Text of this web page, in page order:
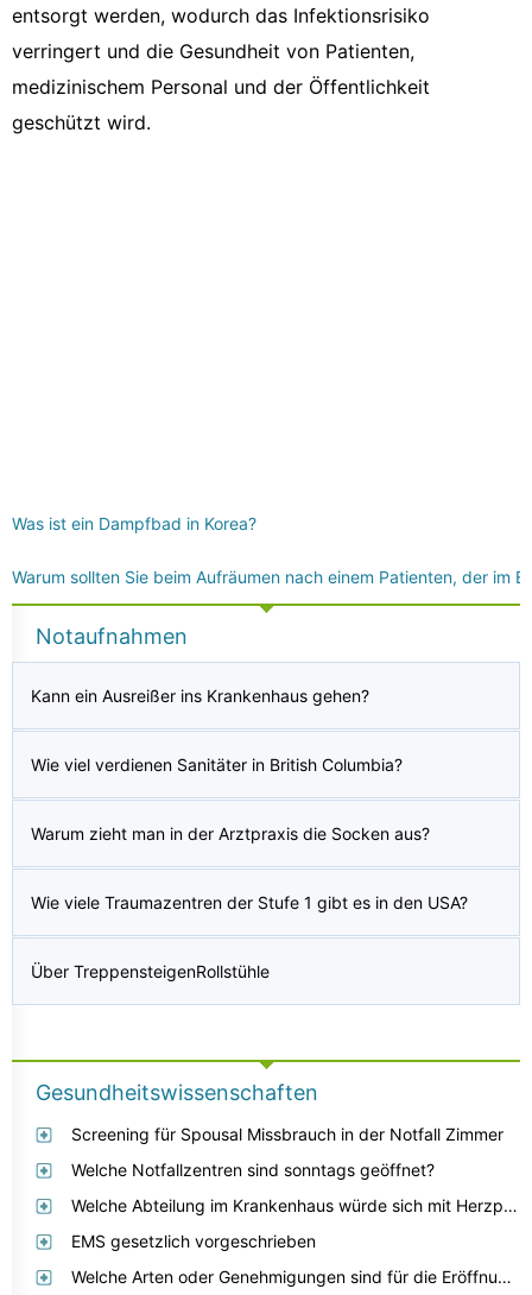
entsorgt werden, wodurch das Infektionsrisiko
verringert und die Gesundheit von Patienten,
medizinischem Personal und der Öffentlichkeit
geschützt wird.
Was ist ein Dampfbad in Korea?
Warum sollten Sie beim Aufräumen nach einem Patienten, der
Notaufnahmen
Kann ein Ausreißer ins Krankenhaus gehen?
Wie viel verdienen Sanitäter in British Columbia?
Warum zieht man in der Arztpraxis die Socken aus?
Wie viele Traumazentren der Stufe 1 gibt es in den USA?
Über TreppensteigenRollstühle
Gesundheitswissenschaften
Screening für Spousal Missbrauch in der Notfall Zimmer
Welche Notfallzentren sind sonntags geöffnet?
Welche Abteilung im Krankenhaus würde sich mit Herzproblemen befassen?
EMS gesetzlich vorgeschrieben
Welche Arten oder Genehmigungen sind für die Eröffnung eines Spas erforderlich?